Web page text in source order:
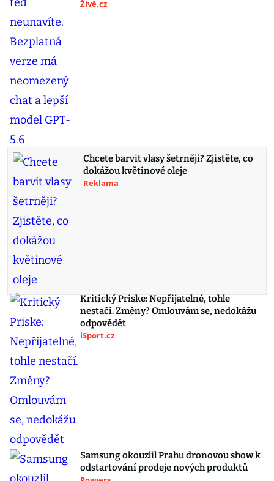
Živě.cz
Chcete barvit vlasy šetrněji? Zjistěte, co
dokážou květinové oleje
Reklama
Kritický Priske: Nepřijatelné, tohle
nestačí. Změny? Omlouvám se, nedokážu
odpovědět
iSport.cz
Samsung okouzlil Prahu dronovou show k
odstartování prodeje nových produktů